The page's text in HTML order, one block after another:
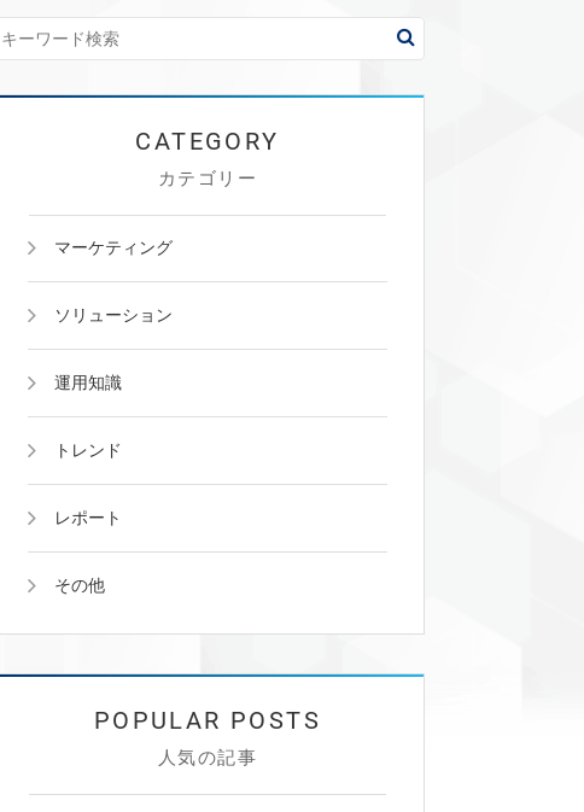
カテゴリー
マーケティング
ソリューション
運用知識
トレンド
レポート
その他
人気の記事